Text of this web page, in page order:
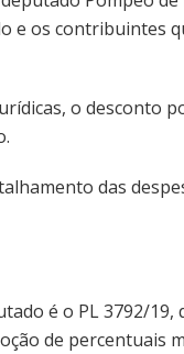
e os contribuintes
o desconto
das
é o PL 3792/19,
de percentuais